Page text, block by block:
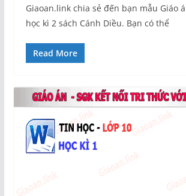
Giaoan.link chia sẻ đến bạn mẫu Giáo
học kì 2 sách Cánh Diều. Bạn có thể
Read More